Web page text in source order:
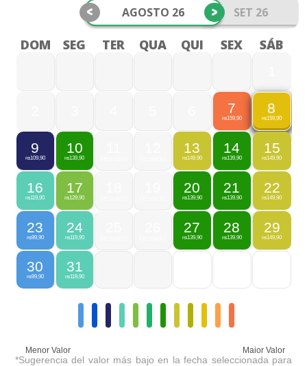
AGOSTO 26 SET 26
< >
DOM SEG TER QUA QUI SEX SÁB
7
R$159,90
8
R$159,90
9
R$109,90
10
R$139,90
13
R$149,90
14
R$139,90
15
R$149,90
16
R$119,90
17
R$129,90
20
R$139,90
21
R$139,90
22
R$149,90
23
R$99,90
24
R$119,90
27
R$139,90
28
R$139,90
29
R$149,90
30
R$99,90
31
R$119,90
Menor Valor Maior Valor
*Sugerencia del valor más bajo en la fecha seleccionada para